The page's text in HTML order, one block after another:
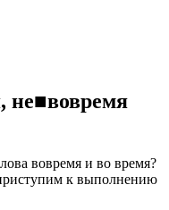
, не■вовремя
вовремя и во время?
к выполнению